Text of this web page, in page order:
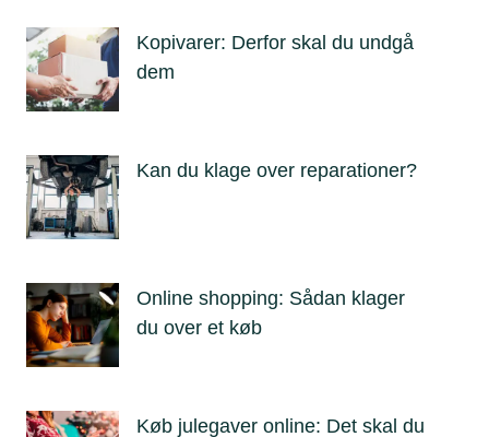
Kopivarer: Derfor skal du undgå
dem
Kan du klage over reparationer?
Online shopping: Sådan klager
du over et køb
Køb julegaver online: Det skal du